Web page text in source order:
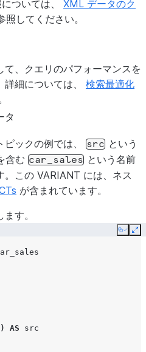
ついては、 XML データのク
照してください。
、クエリのパフォーマンスを
細については、 検索最適化
タ
ックの例では、 src という
含む car_sales という名前
。この VARIANT には、ネス
が含まれています。
す。
Copy
) AS
src